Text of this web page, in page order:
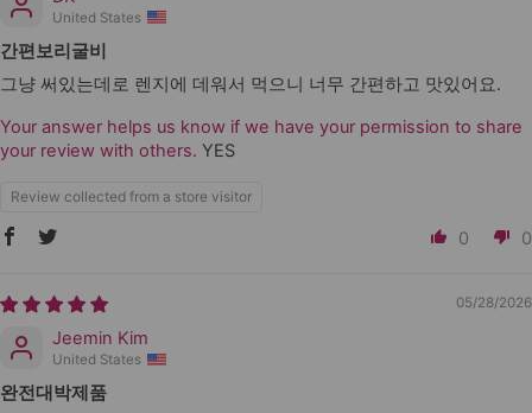
United States
간편보리굴비
그냥 써있는데로 렌지에 데워서 먹으니 너무 간편하고 맛있어요.
Your answer helps us know if we have your permission to share
your review with others. YES
Review collected from a store visitor
0 0
05/28/2026
Jeemin Kim
United States
완전대박제품